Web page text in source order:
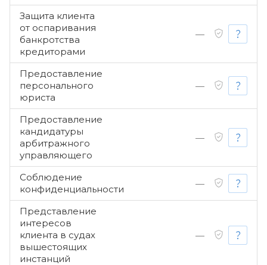
Защита клиента
от оспаривания
банкротства
кредиторами
—
Предоставление
персонального
юриста
—
Предоставление
кандидатуры
арбитражного
управляющего
—
Соблюдение
конфиденциальности
—
Представление
интересов
клиента в судах
вышестоящих
инстанций
—